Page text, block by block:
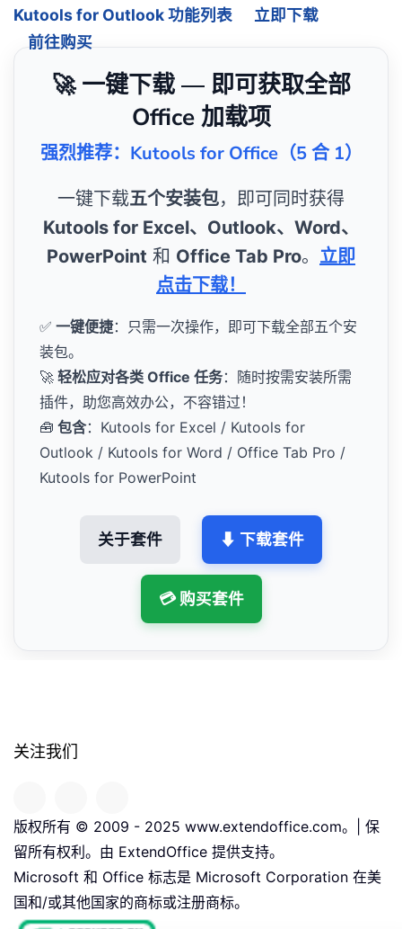
Kutools for Outlook 功能列表
立即下载
前往购买
🚀 一键下载 — 即可获取全部
Office 加载项
强烈推荐：Kutools for Office（5 合 1）
一键下载五个安装包，即可同时获得
Kutools for Excel、Outlook、Word、
PowerPoint 和 Office Tab Pro。 立即
点击下载！
✅ 一键便捷：只需一次操作，即可下载全部五个安
装包。
🚀 轻松应对各类 Office 任务：随时按需安装所需
插件，助您高效办公，不容错过！
🧰 包含：Kutools for Excel / Kutools for
Outlook / Kutools for Word / Office Tab Pro /
Kutools for PowerPoint
关于套件 ⬇ 下载套件
💳 购买套件
关注我们
版权所有 © 2009 - 2025 www.extendoffice.com。| 保
留所有权利。由 ExtendOffice 提供支持。
Microsoft 和 Office 标志是 Microsoft Corporation 在美
国和/或其他国家的商标或注册商标。